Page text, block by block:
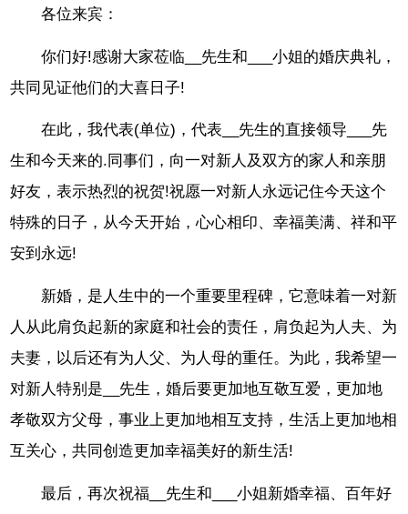
各位来宾：
你们好!感谢大家莅临__先生和___小姐的婚庆典礼，
共同见证他们的大喜日子!
在此，我代表(单位)，代表__先生的直接领导___先
生和今天来的.同事们，向一对新人及双方的家人和亲朋
好友，表示热烈的祝贺!祝愿一对新人永远记住今天这个
特殊的日子，从今天开始，心心相印、幸福美满、祥和平
安到永远!
新婚，是人生中的一个重要里程碑，它意味着一对新
人从此肩负起新的家庭和社会的责任，肩负起为人夫、为
夫妻，以后还有为人父、为人母的重任。为此，我希望一
对新人特别是__先生，婚后要更加地互敬互爱，更加地
孝敬双方父母，事业上更加地相互支持，生活上更加地相
互关心，共同创造更加幸福美好的新生活!
最后，再次祝福__先生和___小姐新婚幸福、百年好